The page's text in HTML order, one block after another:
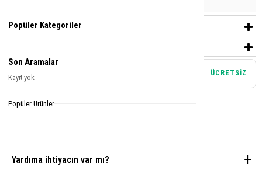
YORUMLAR(0)
ÜCRETSİZ
Yardıma ihtiyacın var mı?
Popüler Kategoriler
Son Aramalar
Kayıt yok
Popüler Ürünler